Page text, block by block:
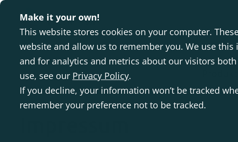
Make it your own!
This website stores cookies on your computer.
website and allow us to remember you. We use
and for analytics and metrics about our visitors
use, see our Privacy Policy.
If you decline, your information won’t be tracked
remember your preference not to be tracked.